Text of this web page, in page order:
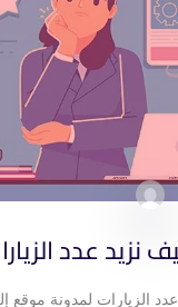
نزيد عدد
عدد الزيارات لمدونة موقع